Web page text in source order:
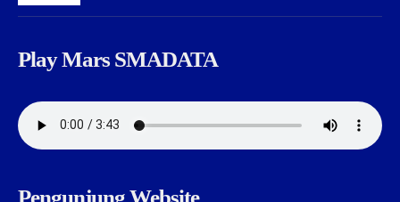
Play Mars SMADATA
Pengunjung Website